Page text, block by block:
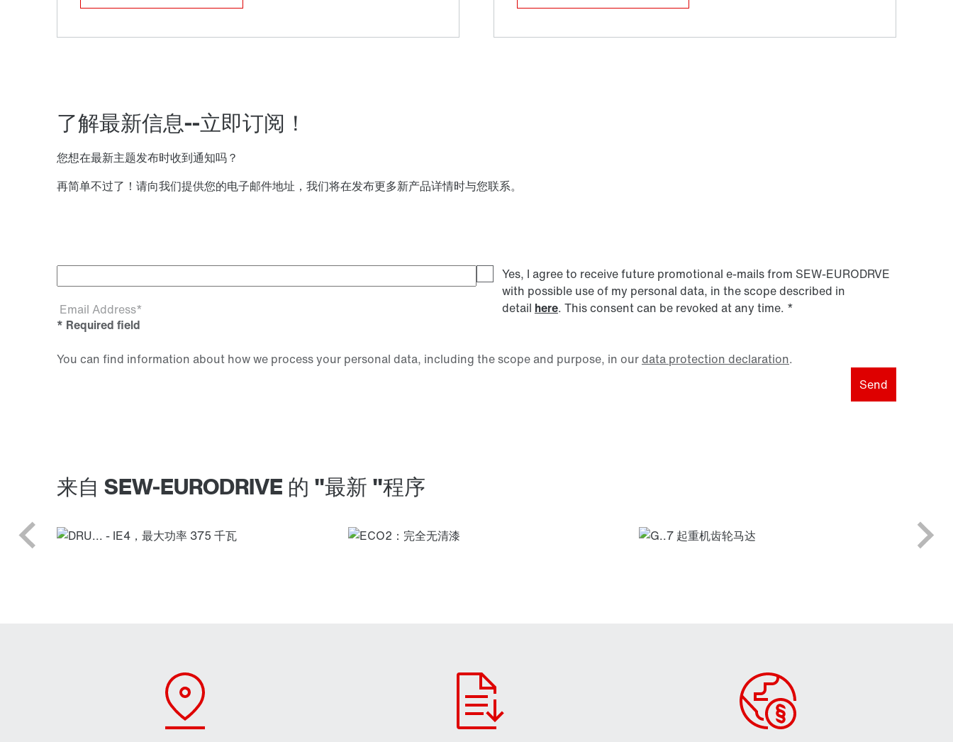
了解最新信息--立即订阅！
您想在最新主题发布时收到通知吗？
再简单不过了！请向我们提供您的电子邮件地址，我们将在发布更多新产品详情时与您联系。
Email Address*
Yes, I agree to receive future promotional e-mails from SEW‑EURODRVE
with possible use of my personal data, in the scope described in
detail here. This consent can be revoked at any time. *
* Required field
You can find information about how we process your personal data, including the scope and purpose, in ourdata protection declaration.
Send
来自 SEW-EURODRIVE 的 "最新 "程序